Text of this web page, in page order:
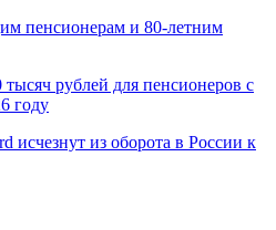
пенсионерам и 80-летним
тысяч рублей для пенсионеров с
году
исчезнут из оборота в России к